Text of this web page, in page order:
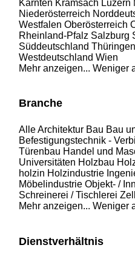
Kärnten Kramsach Luzern
Niederösterreich
Westfalen Oberösterreich
Rheinland-Pfalz Salzburg
Süddeutschland Thüringen
Westdeutschland Wien
Mehr anzeigen... Weniger
Branche
AlleArchitektur Bau Bau
Befestigungstechnik -
Türenbau Handel und
Universitäten Holzbau
holzin Holzindustrie
Möbelindustrie Objekt- /
Schreinerei / Tischlerei
Mehr anzeigen... Weniger
Dienstverhältnis